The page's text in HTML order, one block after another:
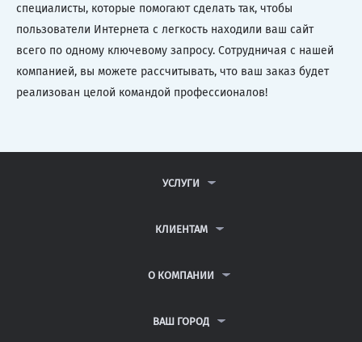
специалисты, которые помогают сделать так, чтобы
пользователи Интернета с легкость находили ваш сайт
всего по одному ключевому запросу. Сотрудничая с нашей
компанией, вы можете рассчитывать, что ваш заказ будет
реализован целой командой профессионалов!
УСЛУГИ
ДИПЛОМНЫЕ РАБОТЫ
РЕФЕРАТЫ
КЛИЕНТАМ
ВОПРОСЫ И ОТВЕТЫ
ПОЛИТИКА КОНФИДЕНЦИАЛЬНОСТИ
О КОМПАНИИ
КОНТАКТЫ
ВАШ ГОРОД